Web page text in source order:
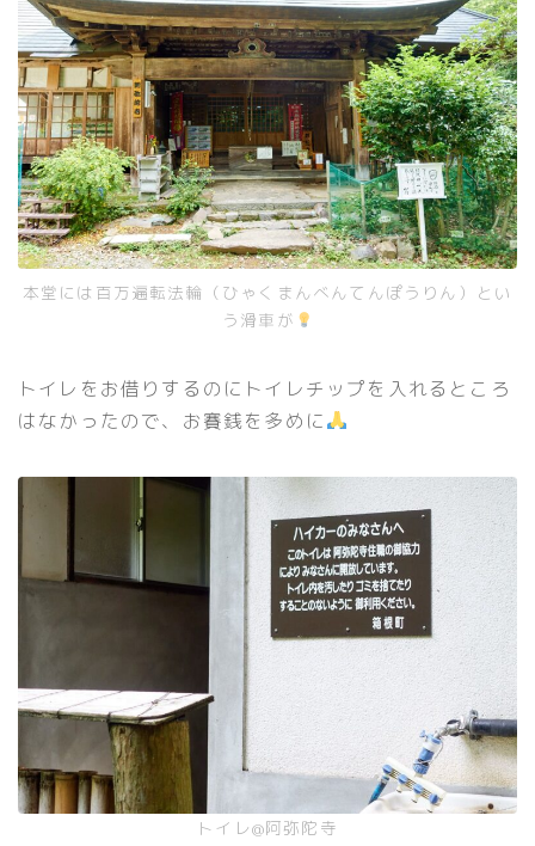
本堂には百万遍転法輪（ひゃくまんべんてんぽうりん）とい
う滑車が
トイレをお借りするのにトイレチップを入れるところ
はなかったので、お賽銭を多めに
トイレ@阿弥陀寺